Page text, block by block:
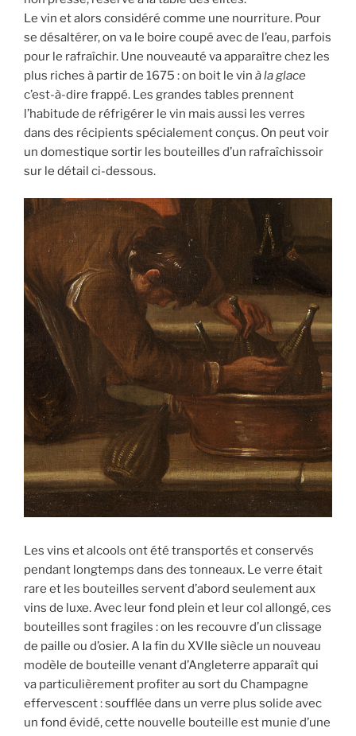
Le vin et alors considéré comme une nourriture. Pour
se désaltérer, on va le boire coupé avec de l’eau, parfois
pour le rafraîchir. Une nouveauté va apparaître chez les
plus riches à partir de 1675 : on boit le vin à la glace
c’est-à-dire frappé. Les grandes tables prennent
l’habitude de réfrigérer le vin mais aussi les verres
dans des récipients spécialement conçus. On peut voir
un domestique sortir les bouteilles d’un rafraîchissoir
sur le détail ci-dessous.
Les vins et alcools ont été transportés et conservés
pendant longtemps dans des tonneaux. Le verre était
rare et les bouteilles servent d’abord seulement aux
vins de luxe. Avec leur fond plein et leur col allongé, ces
bouteilles sont fragiles : on les recouvre d’un clissage
de paille ou d’osier. A la fin du XVIIe siècle un nouveau
modèle de bouteille venant d’Angleterre apparaît qui
va particulièrement profiter au sort du Champagne
effervescent : soufflée dans un verre plus solide avec
un fond évidé, cette nouvelle bouteille est munie d’une